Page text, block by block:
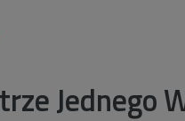
Jednego